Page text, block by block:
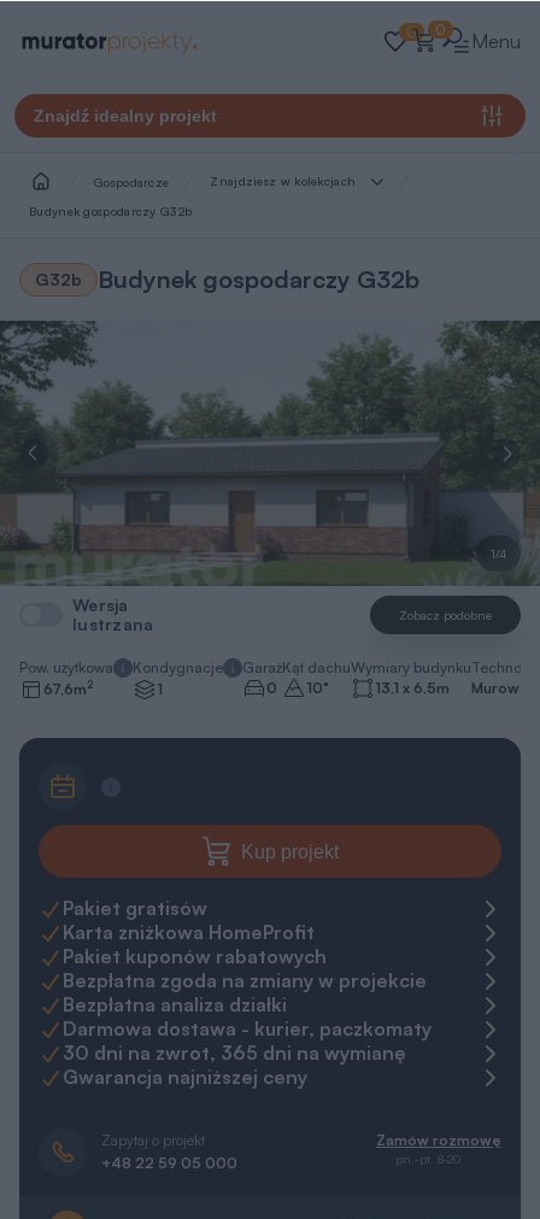
0 0 Menu
Znajdź idealny projekt
Gospodarcze Znajdziesz w kolekcjach
Budynek gospodarczy G32b
G32b Budynek gospodarczy G32b
1/4
Wersja
lustrzana
Zobacz podobne
Pow. użytkowa
67,6m2
Kondygnacje
1
Garaż
0
Kąt dachu
10°
Wymiary budynku
13,1 x 6,5m
Murowa
Kup projekt
Pakiet gratisów
Karta zniżkowa HomeProfit
Pakiet kuponów rabatowych
Bezpłatna zgoda na zmiany w projekcie
Bezpłatna analiza działki
Darmowa dostawa - kurier, paczkomaty
30 dni na zwrot, 365 dni na wymianę
Gwarancja najniższej ceny
Zapytaj o projekt
+48 22 59 05 000
Zamów rozmowę
pn.-pt. 8-20